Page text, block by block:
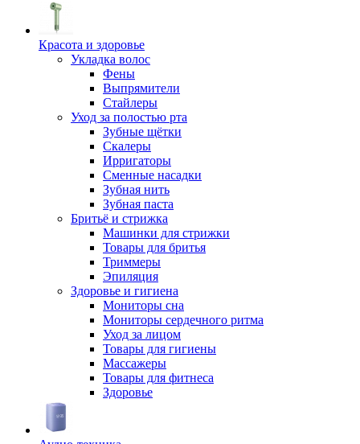
Красота и здоровье
Укладка волос
Фены
Выпрямители
Стайлеры
Уход за полостью рта
Зубные щётки
Скалеры
Ирригаторы
Сменные насадки
Зубная нить
Зубная паста
Бритьё и стрижка
Машинки для стрижки
Товары для бритья
Триммеры
Эпиляция
Здоровье и гигиена
Мониторы сна
Мониторы сердечного ритма
Уход за лицом
Товары для гигиены
Массажеры
Товары для фитнеса
Здоровье